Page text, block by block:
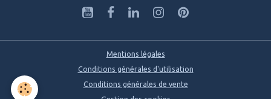
Mentions légales
Conditions générales d'utilisation
Conditions générales de vente